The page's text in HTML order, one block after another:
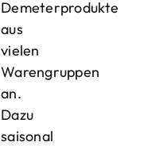
Demeterprodukte
aus
vielen
Warengruppen
an.
Dazu
saisonal